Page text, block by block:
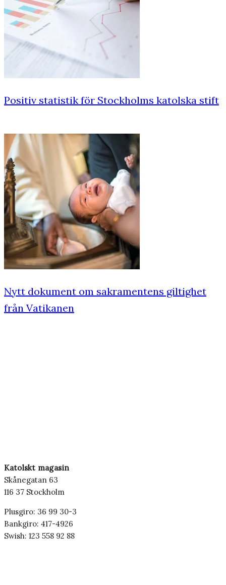
Positiv statistik för Stockholms katolska stift
Nytt dokument om sakramentens giltighet
från Vatikanen
Katolskt magasin
Skånegatan 63
116 37 Stockholm
Plusgiro: 36 99 30-3
Bankgiro: 417-4926
Swish: 123 558 92 88